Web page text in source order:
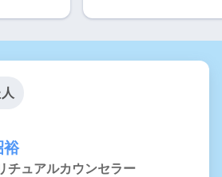
裕
チュアルカウンセラー